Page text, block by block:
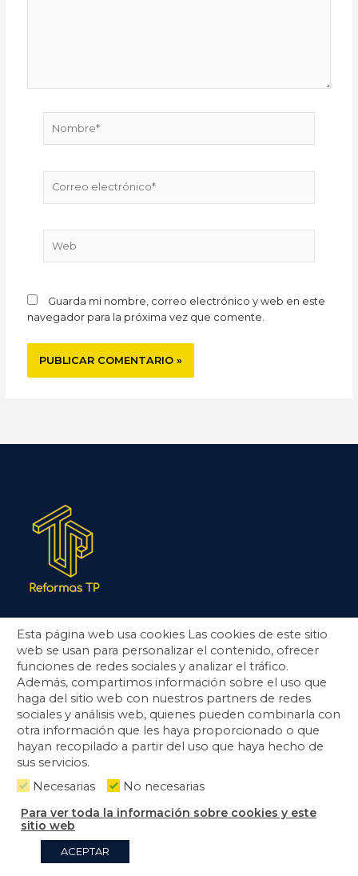
electrónico*
Guarda mi nombre, correo electrónico y web en este
navegador para la próxima vez que comente.
Arquitectura
Reformas integrales
Reformas de locales y oficinas
Rehabilitación de fachadas y comunidades
Albañilería
Carpintería
Climatización
CONTÁCTANOS
Tubo-Plástica
Esta página web usa cookies Las cookies de este sitio
web se usan para personalizar el contenido, ofrecer
funciones de redes sociales y analizar el tráfico.
Además, compartimos información sobre el uso que
haga del sitio web con nuestros partners de redes
sociales y análisis web, quienes pueden combinarla con
otra información que les haya proporcionado o que
hayan recopilado a partir del uso que haya hecho de
sus servicios.
Necesarias
No necesarias
Para ver toda la información sobre cookies y este
sitio web
ACEPTAR